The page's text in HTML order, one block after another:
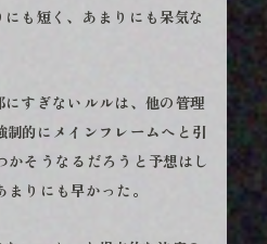
も短く、あまりにも呆気な
すぎないルルは、他の管理
制的にメインフレームへと引
かそうなるだろうと予想はし
りにも早かった。